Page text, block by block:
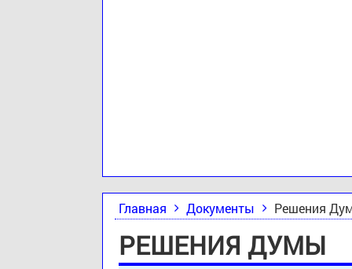
Главная Документы Решения
РЕШЕНИЯ ДУМЫ